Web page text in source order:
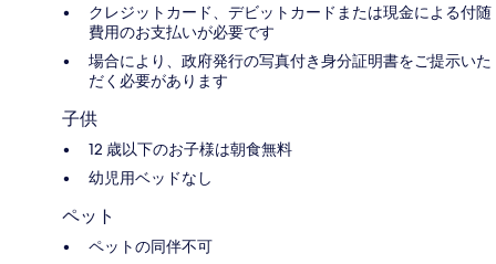
クレジットカード、デビットカードまたは現金による付随
費用のお支払いが必要です
場合により、政府発行の写真付き身分証明書をご提示いた
だく必要があります
子供
12 歳以下のお子様は朝食無料
幼児用ベッドなし
ペット
ペットの同伴不可